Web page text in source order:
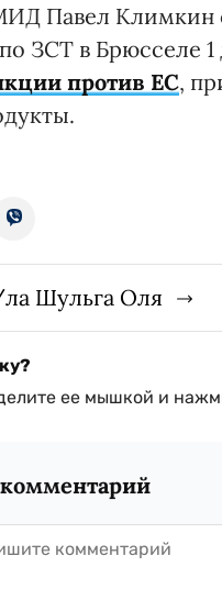
Павел Климкин
ЗСТ в Брюсселе 1
против ЕС,
Шульга Оля
ее мышкой и